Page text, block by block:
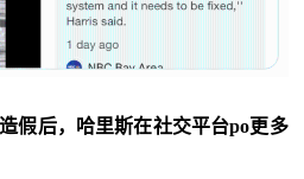
假后，哈里斯在社交平台po更多